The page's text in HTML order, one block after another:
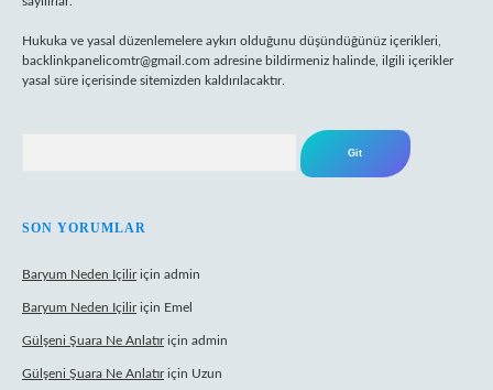
Hukuka ve yasal düzenlemelere aykırı olduğunu düşündüğünüz içerikleri,
backlinkpanelicomtr@gmail.com adresine bildirmeniz halinde, ilgili içerikler
yasal süre içerisinde sitemizden kaldırılacaktır.
SON YORUMLAR
Baryum Neden Içiliriçin admin
Baryum Neden Içiliriçin Emel
Gülşeni Şuara Ne Anlatıriçin admin
Gülşeni Şuara Ne Anlatıriçin Uzun